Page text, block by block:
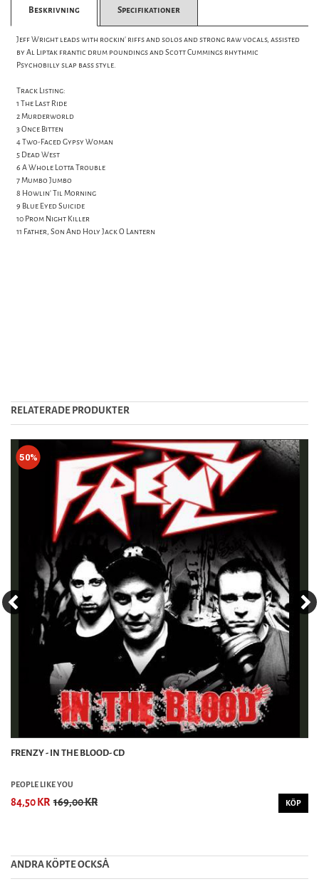
Beskrivning Specifikationer
Jeff Wright leads with rockin' riffs and solos and strong raw vocals, assisted
by Al Liptak frantic drum poundings and Scott Cummings rhythmic
Psychobilly slap bass style.
Track Listing:
1 The Last Ride
2 Murderworld
3 Once Bitten
4 Two-Faced Gypsy Woman
5 Dead West
6 A Whole Lotta Trouble
7 Mumbo Jumbo
8 Howlin' Til Morning
9 Blue Eyed Suicide
10 Prom Night Killer
11 Father, Son And Holy Jack O Lantern
RELATERADE PRODUKTER
50%
FRENZY - IN THE BLOOD- CD
PEOPLE LIKE YOU
84,50 KR 169,00 KR KÖP
ANDRA KÖPTE OCKSȦ